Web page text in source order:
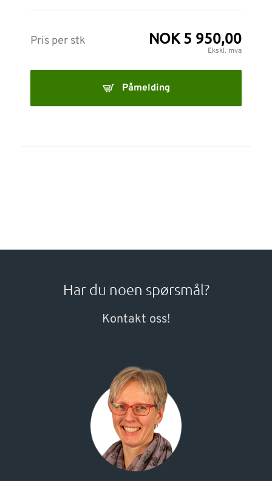
Pris per stk NOK 5 950,00
Ekskl. mva
Påmelding
Har du noen spørsmål?
Kontakt oss!